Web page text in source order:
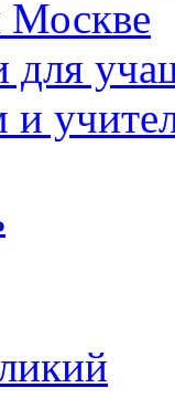
Москве
для
и